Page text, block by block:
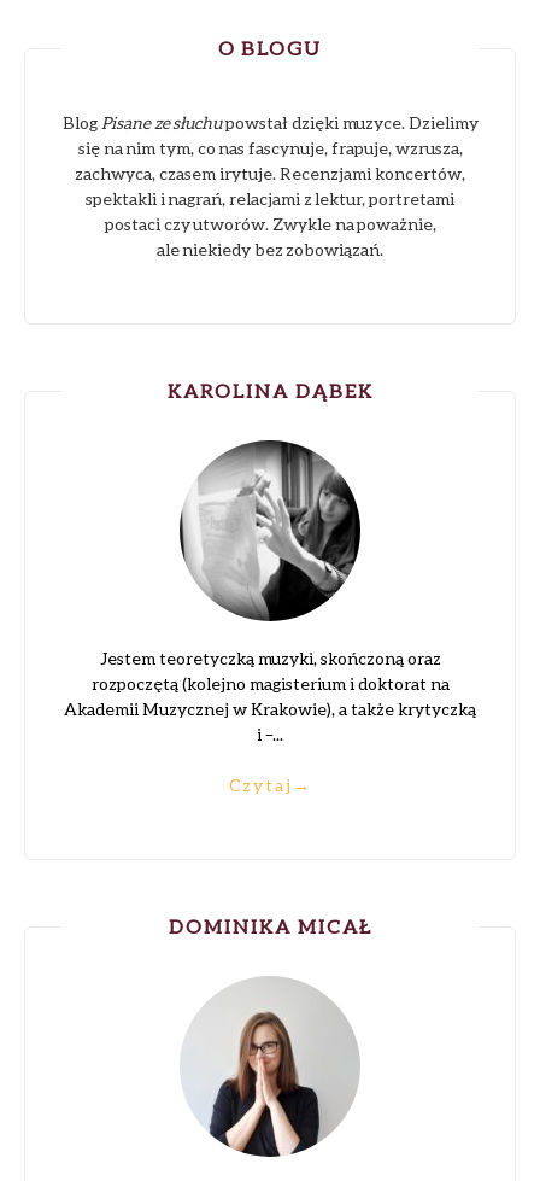
O BLOGU
Blog Pisane ze słuchupowstał dzięki muzyce. Dzielimy
się na nim tym, co nas fascynuje, frapuje, wzrusza,
zachwyca, czasem irytuje. Recenzjami koncertów,
spektakli i nagrań, relacjami z lektur, portretami
postaci czy utworów. Zwykle na poważnie,
ale niekiedy bez zobowiązań.
KAROLINA DĄBEK
Jestem teoretyczką muzyki, skończoną oraz
rozpoczętą (kolejno magisterium i doktorat na
Akademii Muzycznej w Krakowie), a także krytyczką
i –...
Czytaj →
DOMINIKA MICAŁ